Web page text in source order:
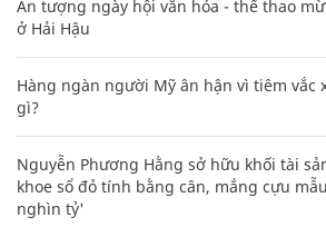
Ấn tượng ngày hội văn hóa - thể thao
ở Hải Hậu
Hàng ngàn người Mỹ ân hận vì tiêm vắc
gì?
Nguyễn Phương Hằng sở hữu khối tài
khoe sổ đỏ tính bằng cân, mắng cựu
nghìn tỷ'